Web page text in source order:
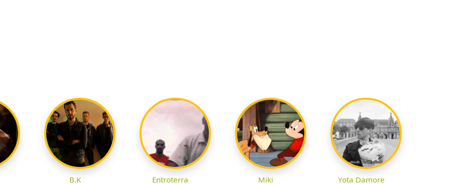
B.K Entroterra Miki Yota Damore